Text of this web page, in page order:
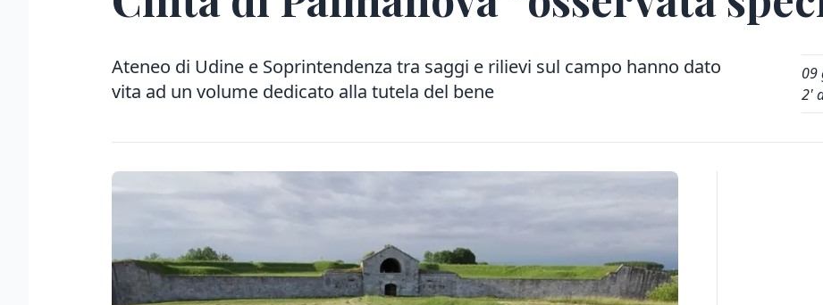
Ateneo di Udine e Soprintendenza tra saggi e rilievi sul campo hanno dato
vita ad un volume dedicato alla tutela del bene
09
2'